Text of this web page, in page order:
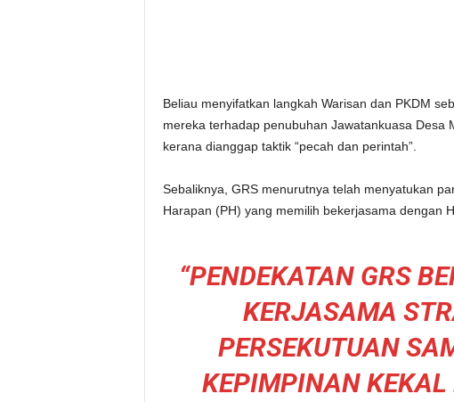
Beliau menyifatkan langkah Warisan dan PKDM
mereka terhadap penubuhan Jawatankuasa Desa
kerana dianggap taktik “pecah dan perintah”.
Sebaliknya, GRS menurutnya telah menyatukan
Harapan (PH) yang memilih bekerjasama dengan
“PENDEKATAN GRS
KERJASAMA
PERSEKUTUAN
KEPIMPINAN